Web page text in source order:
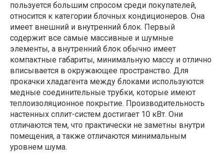
пользуется большим спросом среди покупателей,
относится к категории блочных кондиционеров. Она
имеет внешний и внутренний блок. Первый
содержит все самые массивные и шумные
элементы, а внутренний блок обычно имеет
компактные габариты, минимальную массу и отлично
вписывается в окружающее пространство. Для
прокачки хладагента между блоками используются
медные соединительные трубки, которые имеют
теплоизоляционное покрытие. Производительность
настенных сплит-систем достигает 10 кВт. Они
отличаются тем, что практически не заметны внутри
помещения, а также отличаются минимальным
уровнем шума.